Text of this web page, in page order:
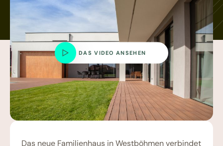
DAS VIDEO ANSEHEN
Das neue Familienhaus in Westböhmen verbindet